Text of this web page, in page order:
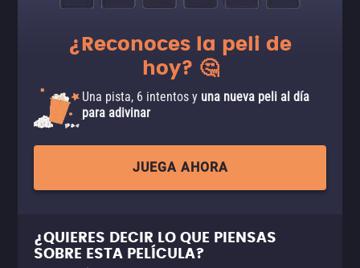
¿Reconoces la peli de
hoy? 🤔
Una pista, 6 intentos y una nueva peli al día
para adivinar
JUEGA AHORA
¿QUIERES DECIR LO QUE PIENSAS
SOBRE ESTA PELÍCULA?